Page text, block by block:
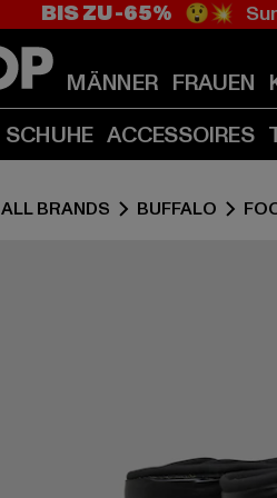
BIS ZU -65% 😲💥
MÄNNER FRAUEN
SCHUHE ACCESSOIRES
ALL BRANDS BUFFALO